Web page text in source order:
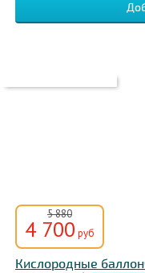
5 880
4 700 руб
Кислородные